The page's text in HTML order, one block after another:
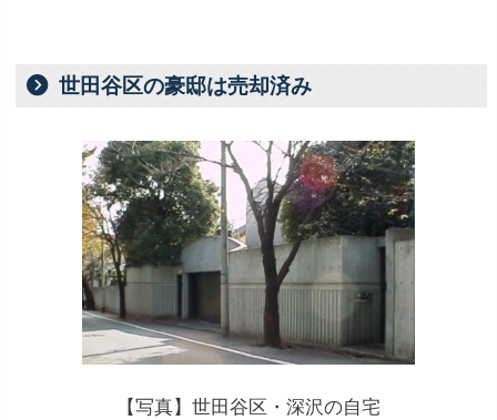
世田谷区の豪邸は売却済み
【写真】世田谷区・深沢の自宅